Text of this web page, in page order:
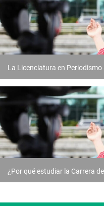
La Licenciatura en
¿Por qué estudiar la Carrera